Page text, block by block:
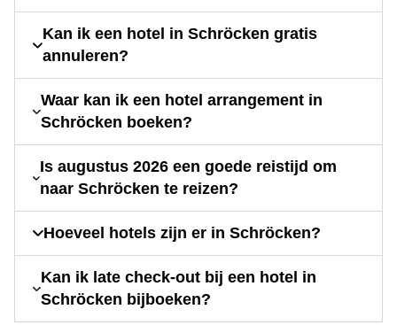
Kan ik een hotel in Schröcken gratis
annuleren?
Waar kan ik een hotel arrangement in
Schröcken boeken?
Is augustus 2026 een goede reistijd om
naar Schröcken te reizen?
Hoeveel hotels zijn er in Schröcken?
Kan ik late check-out bij een hotel in
Schröcken bijboeken?